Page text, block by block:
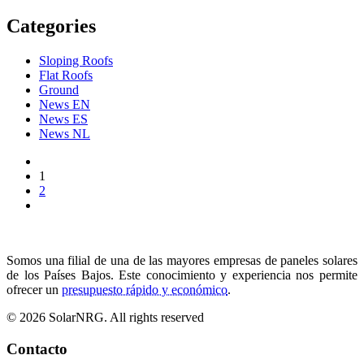
Categories
Sloping Roofs
Flat Roofs
Ground
News EN
News ES
News NL
1
2
Somos una filial de una de las mayores empresas de paneles solares
de los Países Bajos. Este conocimiento y experiencia nos permite
ofrecer un presupuesto rápido y económico.
© 2026 SolarNRG. All rights reserved
Contacto